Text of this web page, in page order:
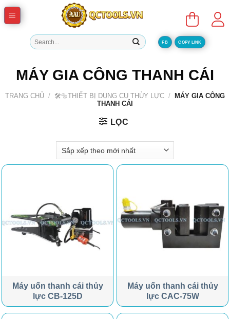
Skip
Tìm
kiếm:
FB COPY LINK
MÁY GIA CÔNG THANH CÁI
TRANG CHỦ / 🛠️🔩THIẾT BỊ DỤNG CỤ THỦY LỰC /
MÁY GIA CÔNG
THANH CÁI
LỌC
Máy uốn thanh cái thủy
lực CB-125D
Máy uốn thanh cái thủy
lực CAC-75W